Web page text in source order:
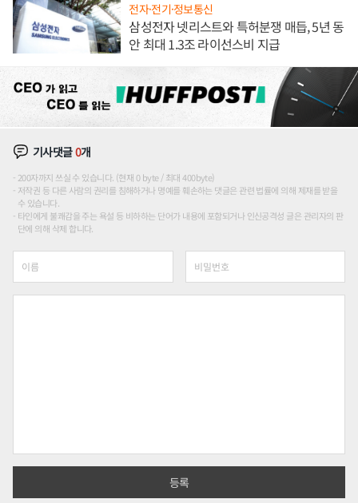
전자·전기·정보통신
삼성전자 넷리스트와 특허분쟁 매듭, 5년 동
안 최대 1.3조 라이선스비 지급
기사댓글0개
200자까지 쓰실 수 있습니다. (현재 0 byte / 최대 400byte)
저작권 등 다른 사람의 권리를 침해하거나 명예를 훼손하는 댓글은 관련 법률에 의해 제재를 받을
수 있습니다.
타인에게 불쾌감을 주는 욕설 등 비하하는 단어가 내용에 포함되거나 인신공격성 글은 관리자의 판
단에 의해 삭제 합니다.